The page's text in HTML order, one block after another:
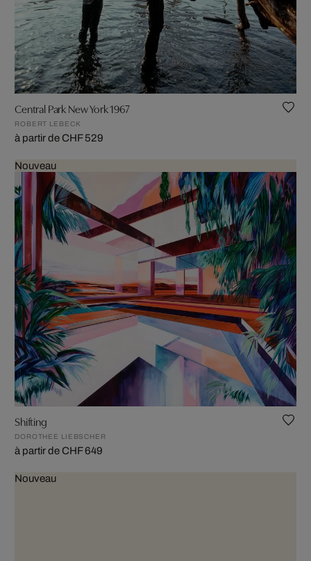
Central Park New York 1967
ROBERT LEBECK
à partir de CHF 529
Nouveau
Shifting
DOROTHEE LIEBSCHER
à partir de CHF 649
Nouveau